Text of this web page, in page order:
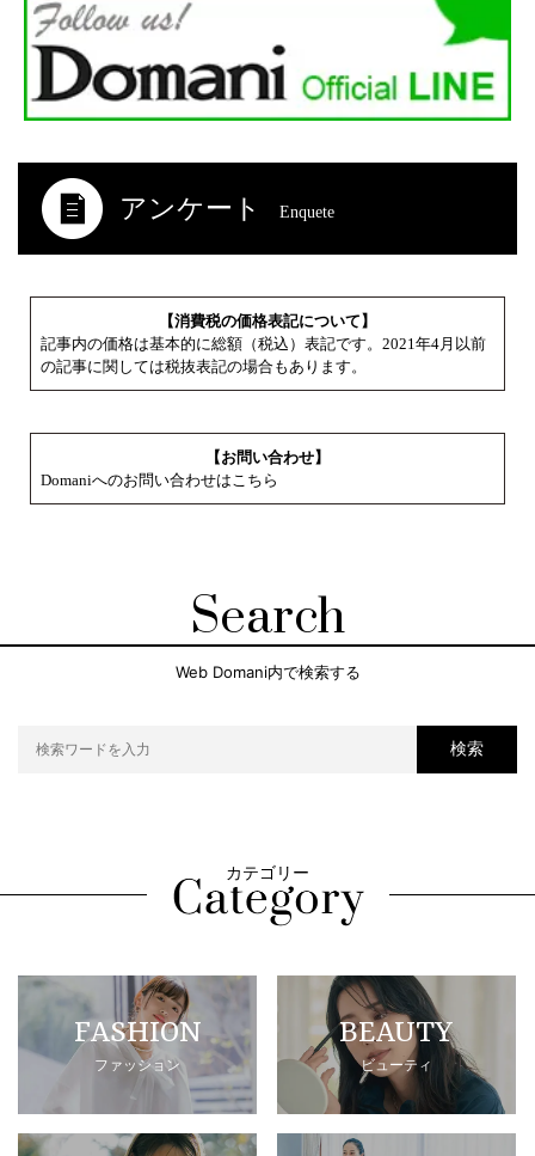
アンケート Enquete
【消費税の価格表記について】
記事内の価格は基本的に総額（税込）表記です。2021年4月以前
の記事に関しては税抜表記の場合もあります。
【お問い合わせ】
Domaniへのお問い合わせはこちら
Search
Web Domani内で検索する
検索
カテゴリー
FASHION
ファッション
BEAUTY
ビューティ